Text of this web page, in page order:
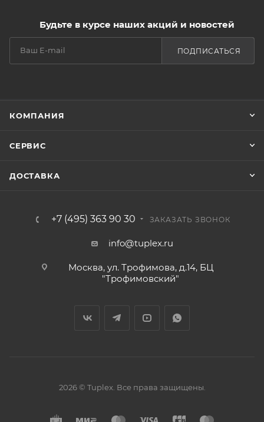
Будьте в курсе наших акций и новостей
ПОДПИСАТЬСЯ
КОМПАНИЯ
СЕРВИС
ДОСТАВКА
+7 (495) 363 90 30 ЗАКАЗАТЬ ЗВОНОК
info@tuplex.ru
Москва, ул. Трофимова, д.14, БЦ
"Трофимовский"
2026 © Tuplex. Все права защищены.